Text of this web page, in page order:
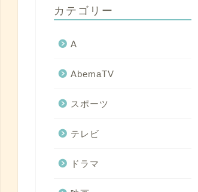
カテゴリー
A
AbemaTV
スポーツ
テレビ
ドラマ